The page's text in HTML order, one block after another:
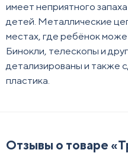
имеет неприятного
детей. Металлические
местах, где ребёнок
Бинокли, телескопы и
детализированы и также
пластика.
Отзывы о товаре «